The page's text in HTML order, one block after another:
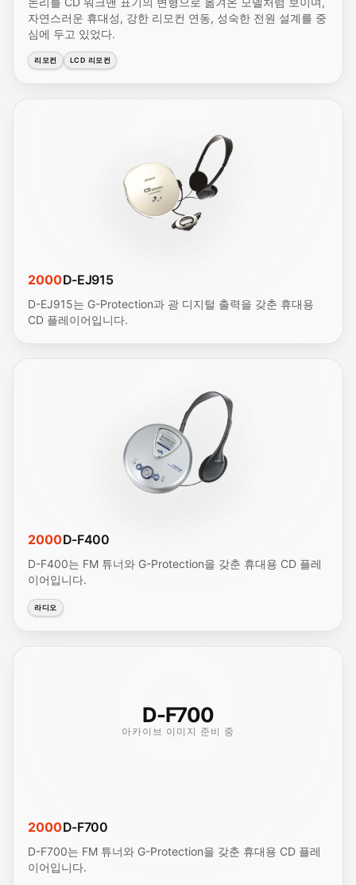
자연스러운 휴대성, 강한 리모컨 연동, 성숙한 전원 설계를 중
심에 두고 있었다.
리모컨 LCD 리모컨
2000D-EJ915
D-EJ915는 G-Protection과 광 디지털 출력을 갖춘 휴대용
CD 플레이어입니다.
2000D-F400
D-F400는 FM 튜너와 G-Protection을 갖춘 휴대용 CD 플레
이어입니다.
라디오
D-F700
아카이브 이미지 준비 중
2000D-F700
D-F700는 FM 튜너와 G-Protection을 갖춘 휴대용 CD 플레
이어입니다.